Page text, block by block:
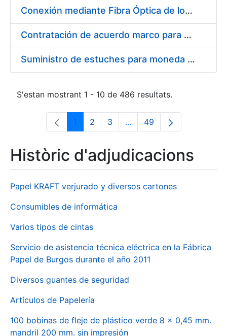
Conexión mediante Fibra Óptica de los Centros de Proceso de Datos (CPDs) de las sedes de la FNMT-RCM de Burgos y Madrid
Contratación de acuerdo marco para el Suministro de Material de Electricidad para la Fábrica Nacional de Moneda y Timbre-Real Casa de la Moneda en su centro de trabajo de Burgos
Suministro de estuches para moneda de 30 €
S'estan mostrant 1 - 10 de 486 resultats.
Pàgina
1 Pàgina
2 Pàgina
3 ...Pàgines intermèdies
Pàgina
49
Històric d'adjudicacions
Papel KRAFT verjurado y diversos cartones
Consumibles de informática
Varios tipos de cintas
Servicio de asistencia técnica eléctrica en la Fábrica
Papel de Burgos durante el año 2011
Diversos guantes de seguridad
Artículos de Papelería
100 bobinas de fleje de plástico verde 8 x 0,45 mm.
mandril 200 mm. sin impresión